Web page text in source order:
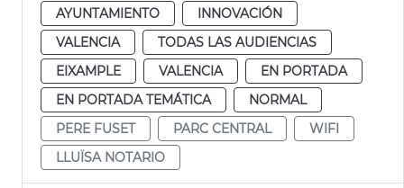
AYUNTAMIENTO
INNOVACIÓN
VALENCIA
TODAS LAS AUDIENCIAS
EIXAMPLE
VALENCIA
EN PORTADA
EN PORTADA TEMÁTICA
NORMAL
PERE FUSET
PARC CENTRAL
WIFI
LLUÏSA NOTARIO